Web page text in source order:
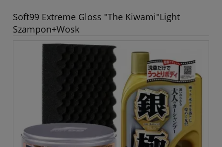
Soft99 Extreme Gloss "The Kiwami"Light
Szampon+Wosk